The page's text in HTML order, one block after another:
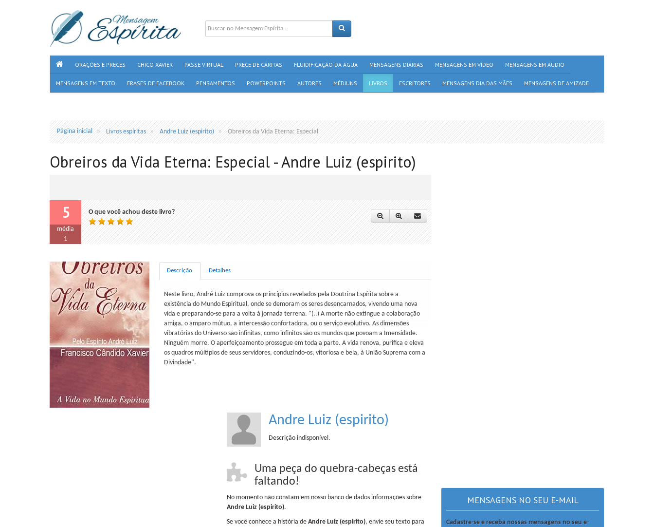
ORAÇÕES E PRECES CHICO XAVIER PASSE VIRTUAL PRECE DE CÁRITAS FLUIDIFICAÇÃO DA ÁGUA MENSAGENS DIÁRIAS MENSAGENS EM VÍDEO MENSAGENS EM ÁUDIO
MENSAGENS EM TEXTO FRASES DE FACEBOOK PENSAMENTOS POWERPOINTS AUTORES MÉDIUNS LIVROS ESCRITORES MENSAGENS DIA DAS MÃES MENSAGENS DE AMIZADE
Página inicial Livros espíritas Andre Luiz (espirito) Obreiros da Vida Eterna: Especial
Obreiros da Vida Eterna: Especial - Andre Luiz (espirito)
5
média
1
O que você achou deste livro?
Descrição Detalhes
Neste livro, André Luiz comprova os princípios revelados pela Doutrina Espírita sobre a
existência do Mundo Espiritual, onde se demoram os seres desencarnados, vivendo uma nova
vida e preparando-se para a volta à jornada terrena. "(..) A morte não extingue a colaboração
amiga, o amparo mútuo, a intercessão confortadora, ou o serviço evolutivo. As dimensões
vibratórias do Universo são infinitas, como infinitos são os mundos que povoam a Imensidade.
Ninguém morre. O aperfeiçoamento prossegue em toda a parte. A vida renova, purifica e eleva
os quadros múltiplos de seus servidores, conduzindo-os, vitoriosa e bela, à União Suprema com a
Divindade".
Andre Luiz (espirito)
Descrição indisponível.
Uma peça do quebra-cabeças está
faltando!
No momento não constam em nosso banco de dados informações sobre
Andre Luiz (espirito).
Se você conhece a história de Andre Luiz (espirito), envie seu texto para
MENSAGENS NO SEU E-MAIL
Cadastre-se e receba nossas mensagens no seu e-